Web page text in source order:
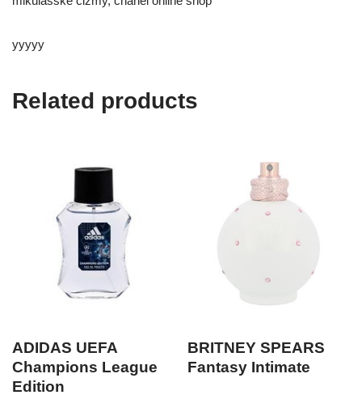
yyyyy
Related products
ADIDAS UEFA
Champions League
Edition
BRITNEY SPEARS
Fantasy Intimate